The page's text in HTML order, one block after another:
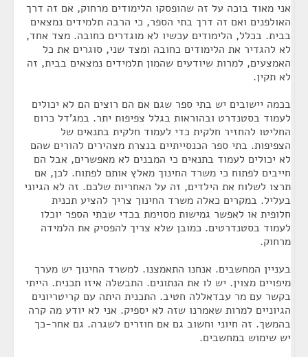
אני מאוד בוכה על זה שהופסקו הלימודים מרחוק, אם זה דרך
האולפנים ואם זה דרך בתי הספר, כי הרבה תלמידים נמצאים
בבית. בכלל, הלימודים עכשיו לא מוגדרים כחובה. מצד אחד,
לא להגדיר את הלימודים כחובה ומצד שני, סוגרים את כל
האמצעים, למרות שיודעים שהמון תלמידים נמצאים בבית, זה
לא תקין.
בכמה יישובים יש בתי ספר שגם אם הם רוצים הם לא יכולים
לעמוד בסטנדרט ובהוראות בגלל צפיפות יתר. במג'דל כרום
החליטו להחזיר חלקית כדי לעמוד חלקית בתנאים של
הצפיפות. בתי ספר הכנסייתיים בנצרת מצהירים להורים שהם
לא יכולים לעמוד בתנאים כי המבנים לא מאפשרים, אבל הם
חייבים לפתוח כי משרד החינוך מאלץ אותם לפתוח. לכן, אם
תרצו לשלוח את הילדים, זה על האחריות שלכם. זה לא הגיוני
בעליל. במקרים כאלה משרד החינוך צריך להציע תכנית
חלופית או לאפשר גמישות מסוימת בכדי שבתי הספר יוכלו
לעמוד בסטנדרטים. כמובן שלא צריך להפסיק את הלמידה
מרחוק.
בעניין המחשבים. אנחנו התאמצנו. למשרד החינוך יש מערך
מיפויים מצוין. יש לו את הנתונים. התבשלה איזו תכנית. הייתי
בקשר עם מר עבדאללה חטיב. התכנית היתה עם קריטריונים
הגיוניים למרות שאמרנו שזה לא יספיק. אני לא יודע מה קרה
בהמשך. זה חיוני וחשוב גם אם חוזרים לשגרה. גם אחר-כך
יש שימוש במחשבים.